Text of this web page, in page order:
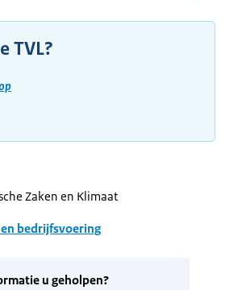
TVL?
Zaken en Klimaat
bedrijfsvoering